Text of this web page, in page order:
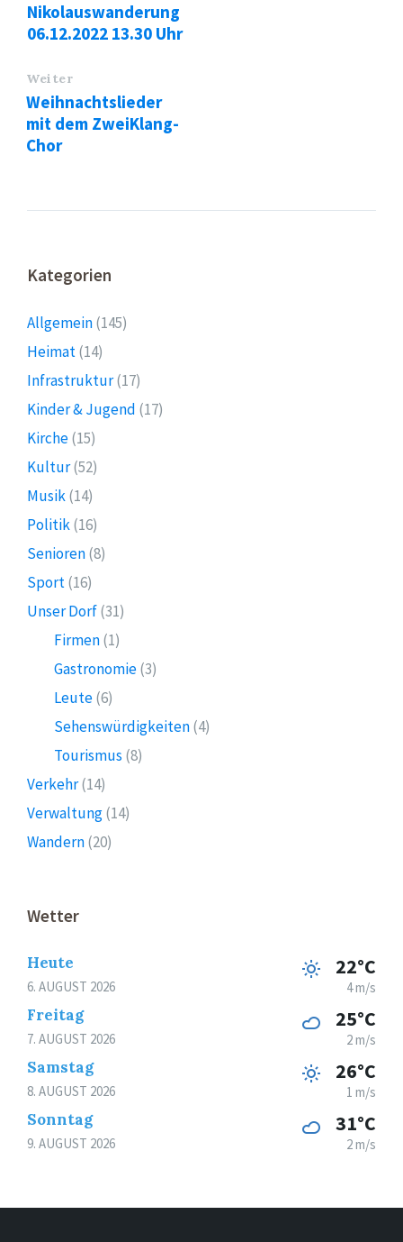
Nikolauswanderung
06.12.2022 13.30 Uhr
Weiter
Weihnachtslieder
mit dem ZweiKlang-
Chor
Kategorien
Allgemein(145)
Heimat(14)
Infrastruktur(17)
Kinder & Jugend (17)
Kirche(15)
Kultur(52)
Musik(14)
Politik(16)
Senioren(8)
Sport(16)
Unser Dorf(31)
Firmen(1)
Gastronomie(3)
Leute(6)
Sehenswürdigkeiten(4)
Tourismus (8)
Verkehr(14)
Verwaltung(14)
Wandern(20)
Wetter
Heute
6. AUGUST 2026
22°C
4 m/s
Freitag
7. AUGUST 2026
25°C
2 m/s
Samstag
8. AUGUST 2026
26°C
1 m/s
Sonntag
9. AUGUST 2026
31°C
2 m/s